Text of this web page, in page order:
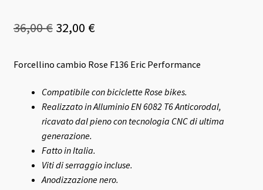
36,00€ Il
originale
era:
36,00 €.
32,00 €Il
attuale
è:
32,00 €.
Forcellino cambio Rose F136 Eric Performance
Compatibile con biciclette Rose bikes.
Realizzato in Alluminio EN 6082 T6 Anticorodal,
ricavato dal pieno con tecnologia CNC di ultima
generazione.
Fatto in Italia.
Viti di serraggio incluse.
Anodizzazione nero.